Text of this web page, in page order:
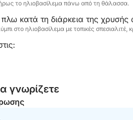
το ηλιοβασίλεμα πάνω από τη θάλασσα.
πλω κατά τη διάρκεια της
στο ηλιοβασίλεμα με τοπικές σπεσιαλιτέ,
γνωρίζετε